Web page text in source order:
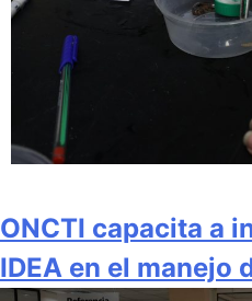
ONCTI capacita a
IDEA en el manejo